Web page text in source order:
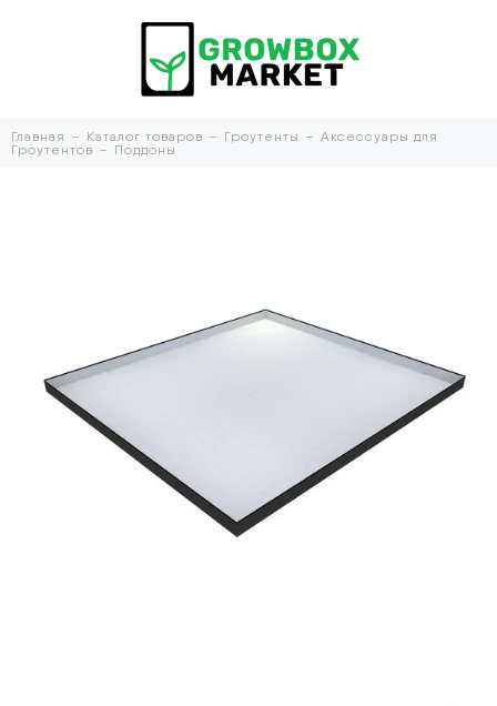
Главная Каталог товаров Гроутенты
Аксессуары для
Гроутентов
Поддоны